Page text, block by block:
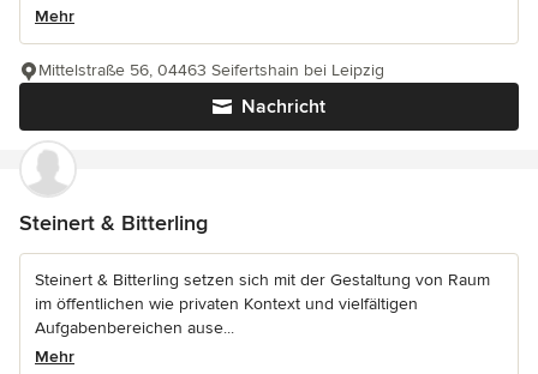
Mehr
Nachricht
Mittelstraße 56, 04463 Seifertshain bei Leipzig
Steinert & Bitterling
Steinert & Bitterling setzen sich mit der Gestaltung von Raum
im öffentlichen wie privaten Kontext und vielfältigen
Aufgabenbereichen ause...
Mehr